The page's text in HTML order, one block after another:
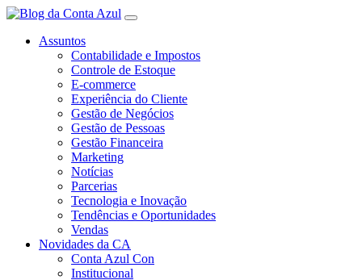
Assuntos
Contabilidade e Impostos
Controle de Estoque
E-commerce
Experiência do Cliente
Gestão de Negócios
Gestão de Pessoas
Gestão Financeira
Marketing
Notícias
Parcerias
Tecnologia e Inovação
Tendências e Oportunidades
Vendas
Novidades da CA
Conta Azul Con
Institucional